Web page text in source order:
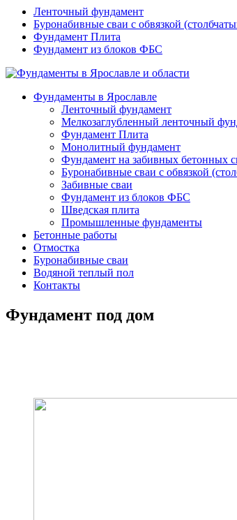
Ленточный фундамент
Буронабивные сваи с обвязкой
Фундамент Плита
Фундамент из блоков ФБС
Фундаменты в Ярославле
Ленточный фундамент
Мелкозаглубленный ленточный
Фундамент Плита
Монолитный фундамент
Фундамент на забивных бетонных
Буронабивные сваи с обвязкой
Забивные сваи
Фундамент из блоков ФБС
Шведская плита
Промышленные фундаменты
Бетонные работы
Отмостка
Буронабивные сваи
Водяной теплый пол
Контакты
Фундамент под дом